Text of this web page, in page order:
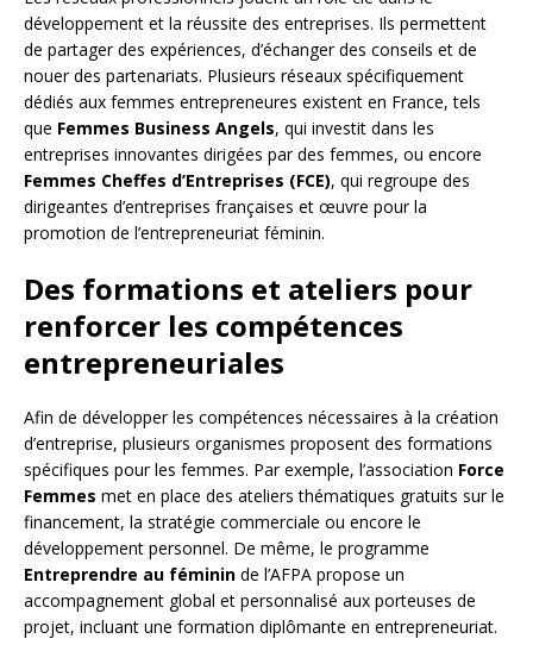
développement et la réussite des entreprises. Ils permettent
de partager des expériences, d’échanger des conseils et de
nouer des partenariats. Plusieurs réseaux spécifiquement
dédiés aux femmes entrepreneures existent en France, tels
que Femmes Business Angels, qui investit dans les
entreprises innovantes dirigées par des femmes, ou encore
Femmes Cheffes d’Entreprises (FCE), qui regroupe des
dirigeantes d’entreprises françaises et œuvre pour la
promotion de l’entrepreneuriat féminin.
Des formations et ateliers pour
renforcer les compétences
entrepreneuriales
Afin de développer les compétences nécessaires à la création
d’entreprise, plusieurs organismes proposent des formations
spécifiques pour les femmes. Par exemple, l’association Force
Femmes met en place des ateliers thématiques gratuits sur le
financement, la stratégie commerciale ou encore le
développement personnel. De même, le programme
Entreprendre au féminin de l’AFPA propose un
accompagnement global et personnalisé aux porteuses de
projet, incluant une formation diplômante en entrepreneuriat.